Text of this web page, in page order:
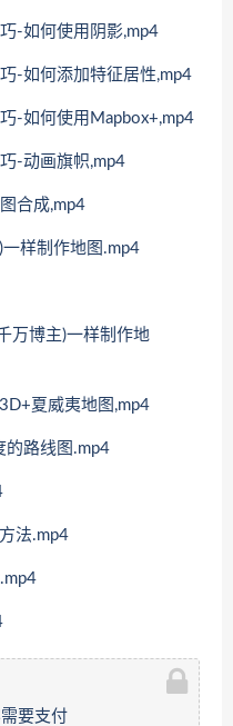
-如何使用阴影,mp4
-如何添加特征居性,mp4
-如何使用Mapbox+,mp4
-动画旗帜,mp4
合成,mp4
样制作地图.mp4
万博主)一样制作地
夏威夷地图,mp4
的路线图.mp4
法.mp4
要支付